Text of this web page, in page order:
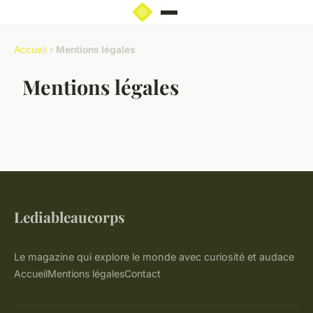
Accueil › Mentions légales
Mentions légales
Lediableaucorps
Le magazine qui explore le monde avec curiosité et audace
AccueilMentions légalesContact